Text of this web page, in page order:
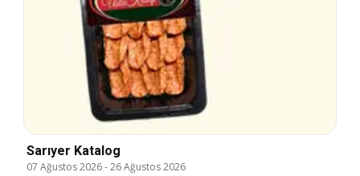
Sarıyer Katalog
07 Ağustos 2026-26 Ağustos 2026